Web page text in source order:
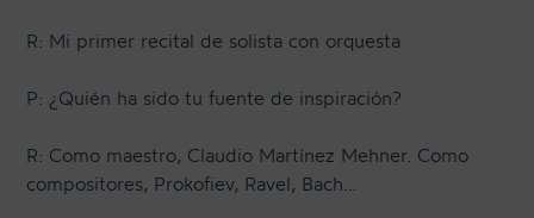
R: Mi primer recital de solista con orquesta
P: ¿Quién ha sido tu fuente de inspiración?
R: Como maestro, Claudio Martínez Mehner. Como
compositores, Prokofiev, Ravel, Bach…